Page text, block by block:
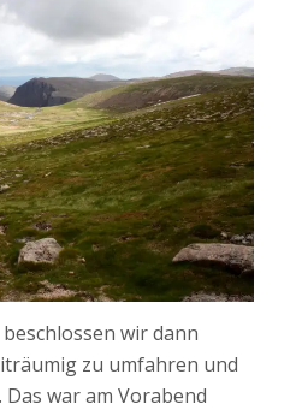
wir dann
zu umfahren und
war am Vorabend